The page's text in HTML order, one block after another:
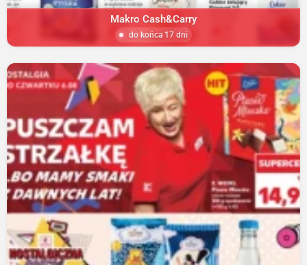
Makro Cash&Carry
do końca 17 dni